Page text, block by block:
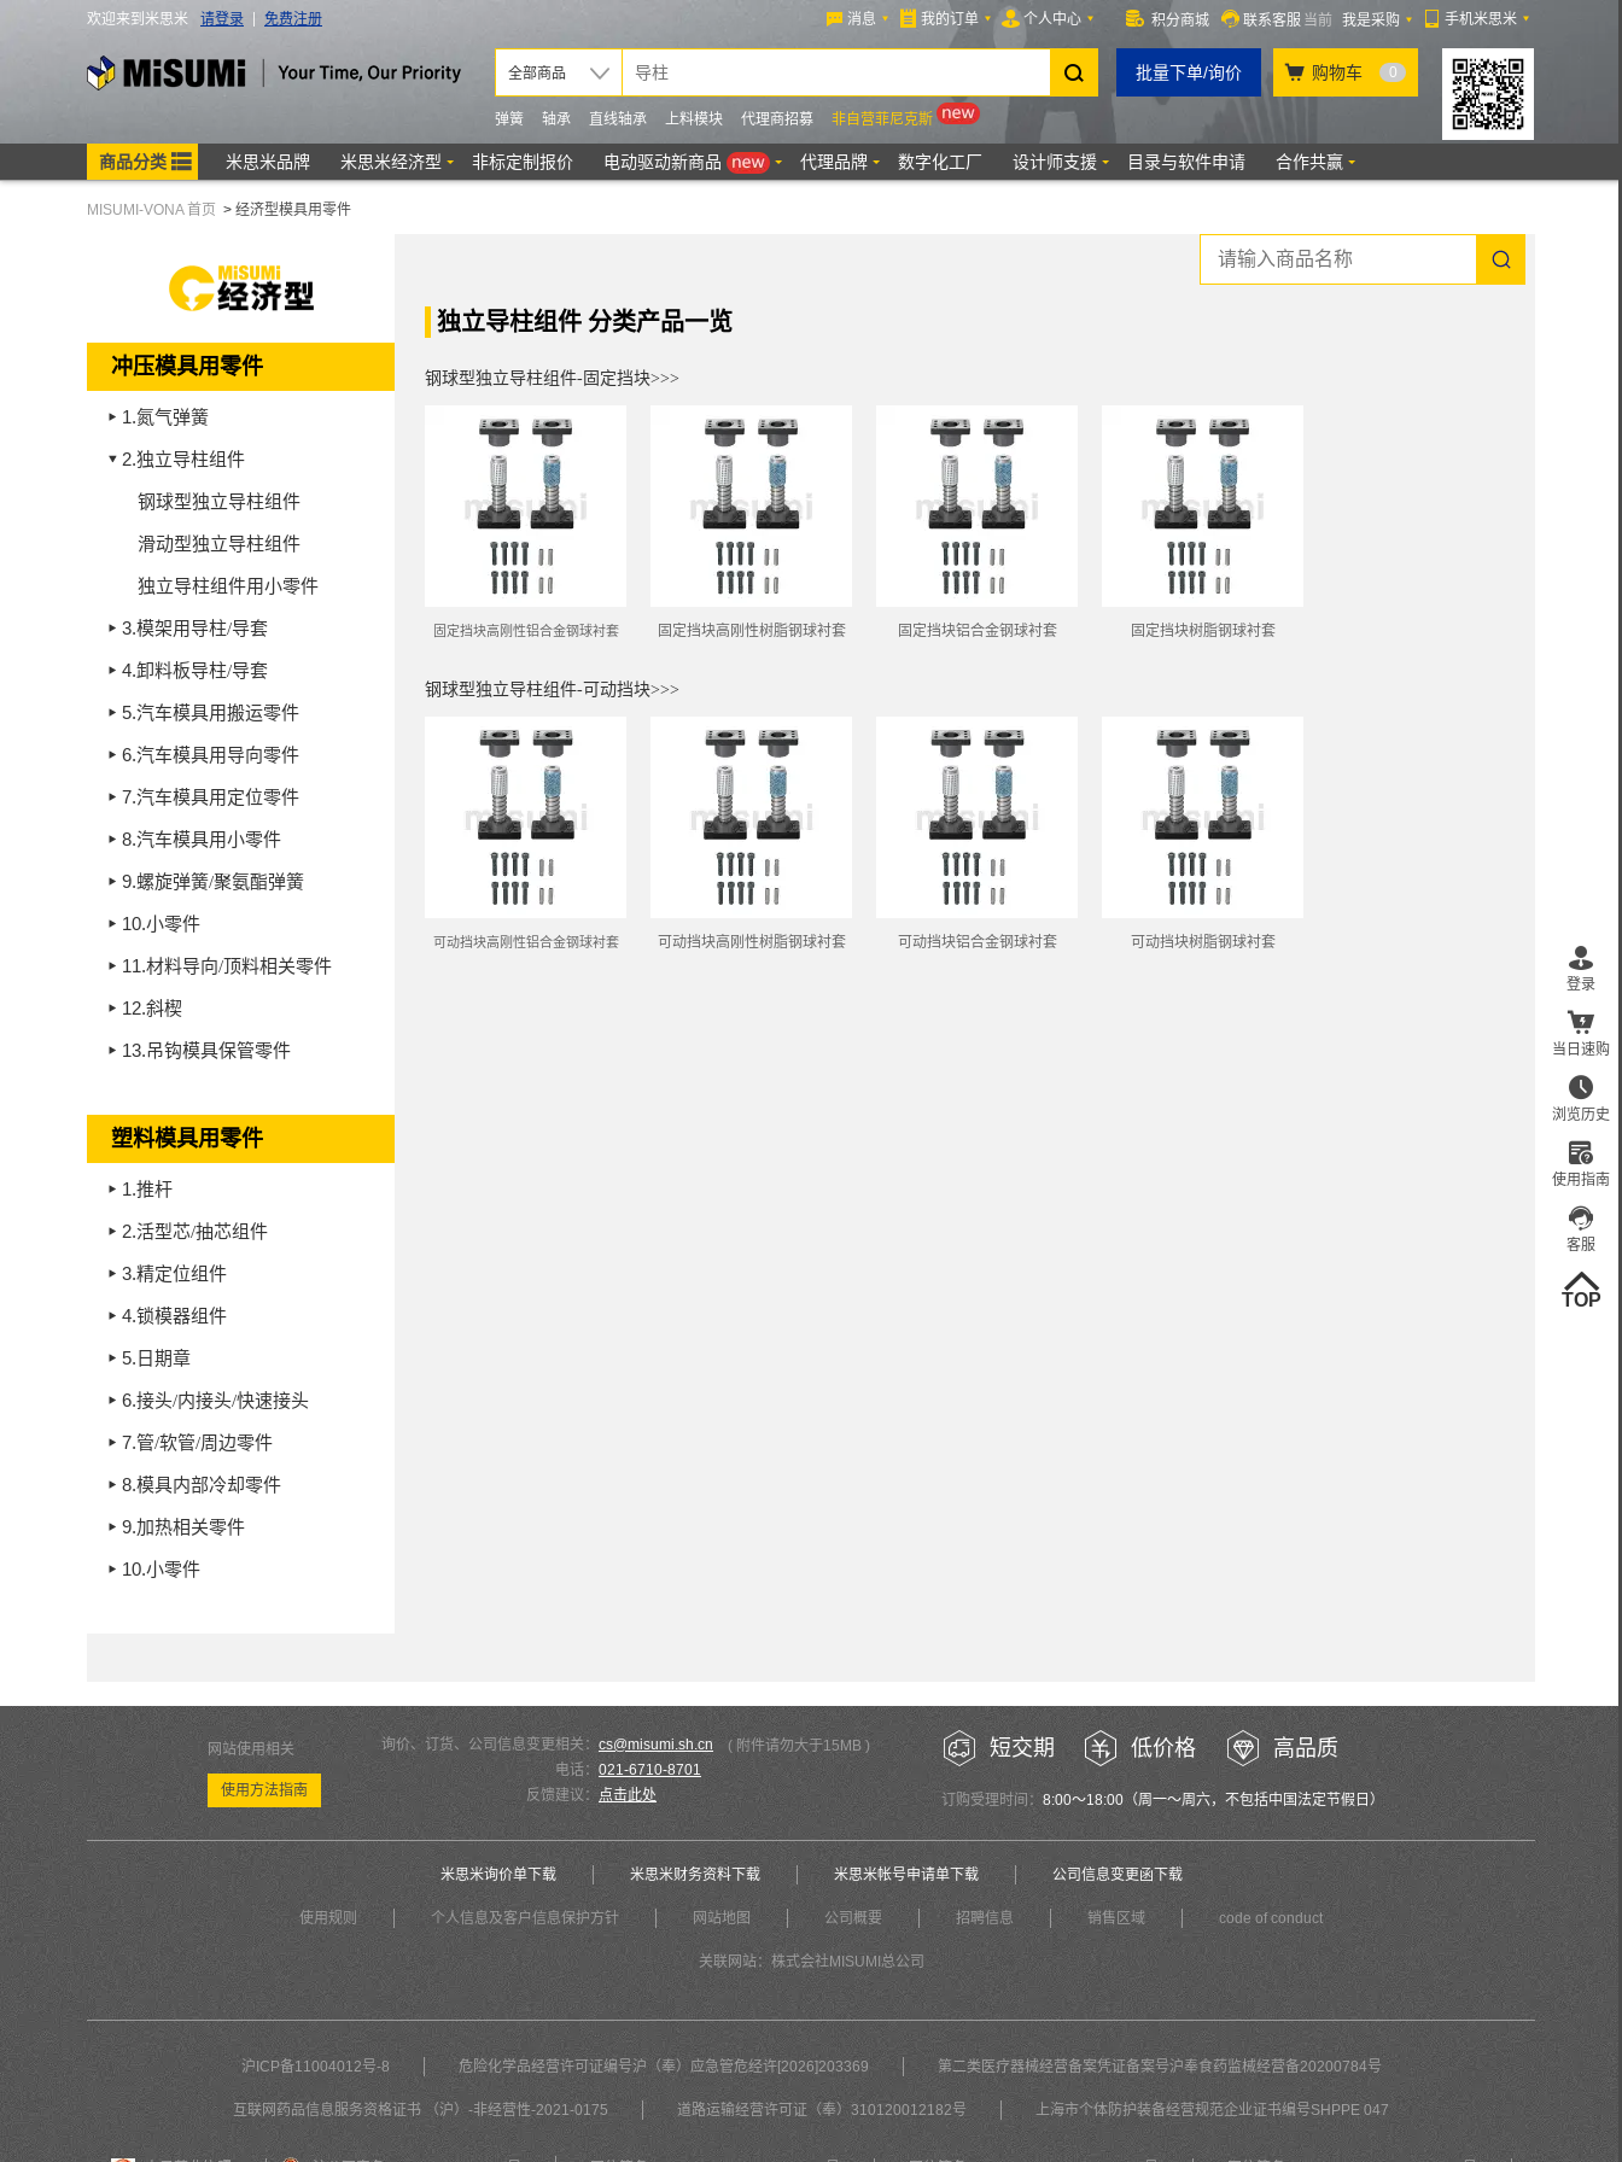
MISUMI-VONA 首页 > 经济型模具用零件
冲压模具用零件
1.氮气弹簧
2.独立导柱组件
钢球型独立导柱组件
滑动型独立导柱组件
独立导柱组件用小零件
3.模架用导柱/导套
4.卸料板导柱/导套
5.汽车模具用搬运零件
6.汽车模具用导向零件
7.汽车模具用定位零件
8.汽车模具用小零件
9.螺旋弹簧/聚氨酯弹簧
10.小零件
11.材料导向/顶料相关零件
12.斜楔
13.吊钩模具保管零件
塑料模具用零件
1.推杆
2.活型芯/抽芯组件
3.精定位组件
4.锁模器组件
5. 日期章
6.接头/内接头/快速接头
7.管/软管/周边零件
8.模具内部冷却零件
9.加热相关零件
10.小零件
独立导柱组件 分类产品一览
钢球型独立导柱组件-固定挡块>>>
固定挡块高刚性铝合金钢球衬套 固定挡块高刚性树脂钢球衬套 固定挡块铝合金钢球衬套 固定挡块树脂钢球衬套
钢球型独立导柱组件-可动挡块>>>
可动挡块高刚性铝合金钢球衬套 可动挡块高刚性树脂钢球衬套 可动挡块铝合金钢球衬套 可动挡块树脂钢球衬套